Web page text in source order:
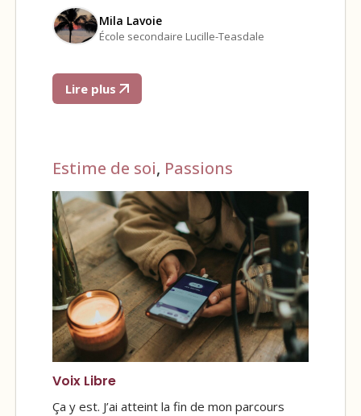
Mila Lavoie
École secondaire Lucille-Teasdale
Lire plus
Estime de soi, Passions
Voix Libre
Ça y est. J’ai atteint la fin de mon parcours